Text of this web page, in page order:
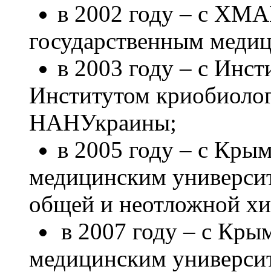
в 2002 году – с
государственным
в 2003 году – с
Институтом
НАНУкраины;
в 2005 году – с
медицинским
общей и неотложной
в 2007 году – с
медицинским